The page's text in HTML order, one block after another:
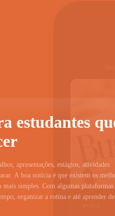
estudantes
apresentações, estágios, atividades
A boa notícia é que existem os
simples. Com algumas
organizar a rotina e até aprender